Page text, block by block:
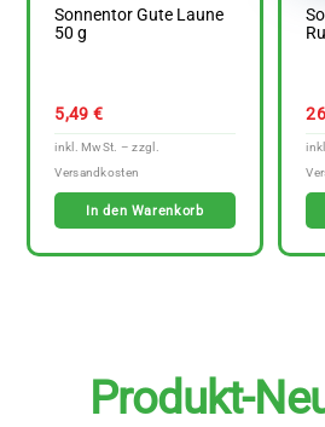
Sonnentor Gute Laune
50 g
5,49 €
In den Warenkorb
Produkt-